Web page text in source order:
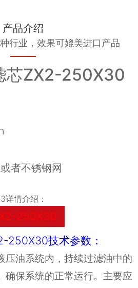
产品介绍
行业，效果可媲美进口产品
芯ZX2-250X30
者不锈钢网
详情介绍：
250X30
250X30技术参数：
压油系统内，持续过滤油中的
确保系统的正常运行。主要应